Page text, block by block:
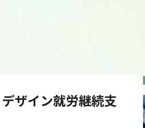
ザイン就労継続支